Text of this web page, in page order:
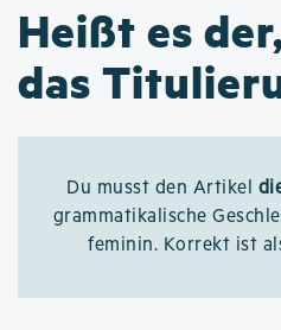
Heißt es
das
Du musst den Artikel
grammatikalische
feminin. Korrekt ist